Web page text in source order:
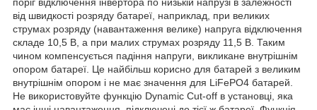
поріг відключення інвертора по низькій напрузі в залежності
від швидкості розряду батареї, наприклад, при великих
струмах розряду (навантаження велике) напруга відключення
складе 10,5 В, а при малих струмах розряду 11,5 В. Таким
чином компенсується падіння напруги, викликане внутрішнім
опором батареї. Це найбільш корисно для батарей з великим
внутрішнім опором і не має значення для LiFePO4 батарей.
Не використовуйте функцію Dynamic Cut-off в установці, яка